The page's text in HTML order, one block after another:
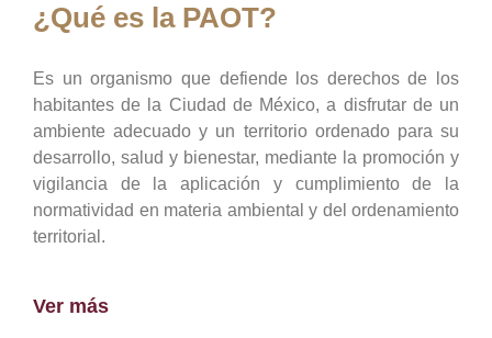
¿Qué es la PAOT?
Es un organismo que defiende los derechos de los
habitantes de la Ciudad de México, a disfrutar de un
ambiente adecuado y un territorio ordenado para su
desarrollo, salud y bienestar, mediante la promoción y
vigilancia de la aplicación y cumplimiento de la
normatividad en materia ambiental y del ordenamiento
territorial.
Ver más